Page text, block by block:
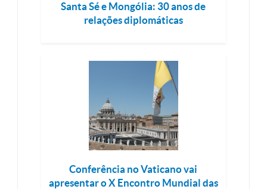
Santa Sé e Mongólia: 30 anos de
relações diplomáticas
Conferência no Vaticano vai
apresentar o X Encontro Mundial das